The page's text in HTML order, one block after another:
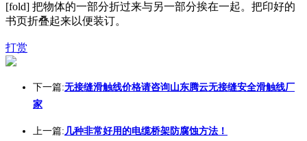
[fold] 把物体的一部分折过来与另一部分挨在一起。把印好的
书页折叠起来以便装订。
打赏
下一篇:无接缝滑触线价格请咨询山东腾云无接缝安全滑触线厂
家
上一篇:几种非常好用的电缆桥架防腐蚀方法！